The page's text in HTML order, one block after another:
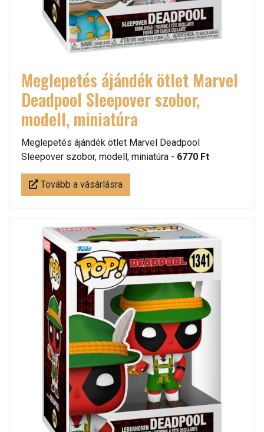
Meglepetés ájándék ötlet Marvel
Deadpool Sleepover szobor,
modell, miniatúra
Meglepetés ájándék ötlet Marvel Deadpool
Sleepover szobor, modell, miniatúra - 6770 Ft
Tovább a vásárlásra